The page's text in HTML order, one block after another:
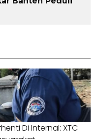
Di Internal: XTC